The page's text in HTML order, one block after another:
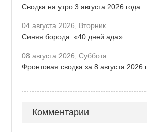
Сводка на утро 3 августа 2026 года
04 августа 2026, Вторник
Синяя борода: «40 дней ада»
08 августа 2026, Суббота
Фронтовая сводка за 8 августа 2026
Комментарии